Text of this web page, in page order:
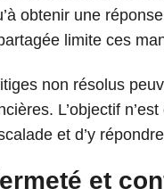
obtenir une
limite ces
non résolus
L’objectif
et d’y
et